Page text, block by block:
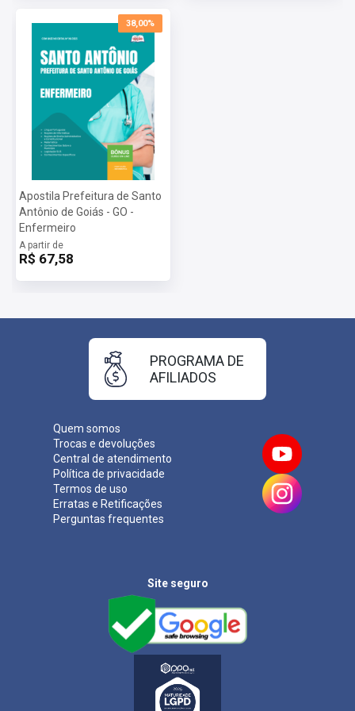
Inscrições:De 18/06/2025 a 10/07/2025
Salário:R$ 2.151,70
Taxa de Inscrição:R$ 75,00
Provas:24/08/2025
Organizadora:
38,00%
Apostila Prefeitura de Santo
Antônio de Goiás - GO -
Enfermeiro
A partir de
R$ 67,58
Quem somos
Trocas e devoluções
Central de atendimento
Política de privacidade
Termos de uso
Erratas e Retificações
Perguntas frequentes
PROGRAMA DE
AFILIADOS
Site seguro